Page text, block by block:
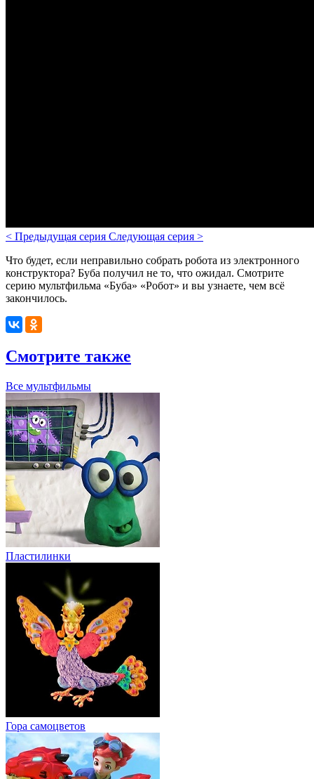
< Предыдущая серия Следующая серия >
Что будет, если неправильно собрать робота из электронного
конструктора? Буба получил не то, что ожидал. Смотрите
серию мультфильма «Буба» «Робот» и вы узнаете, чем всё
закончилось.
Смотрите также
Все мультфильмы
Пластилинки
Гора cамоцветов